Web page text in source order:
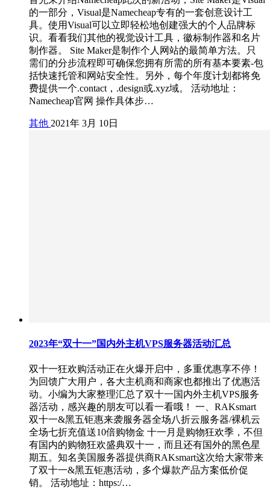
的一部分，Visual是Namecheap专有的一套创意设计工
具。使用Visual可以立即轻松地创建强大的个人品牌标
识。看看我们其他的视觉设计工具，徽标制作器和名片
制作器。 Site Maker是制作个人网站的最简单方法。只
需们的分步流程即可确保您拥有所需的所有基本要素-包
括快速托管和网站安全性。另外，每个年度计划都将免
费提供一个.contact，.design或.xyz域。 活动地址：
Namecheap官网 操作具体步…
其他 2021年 3月 10日
2023年“双十一”国内外主机VPS服务器活动汇总
双十一狂欢购活动正在火爆开启中，多重优惠享不停！
为回馈广大用户，各大主机商和商家也都推出了优惠活
动。小编为大家整理汇总了双十一国内外主机VPS服务
器活动，感兴趣的朋友可以看一看哦！ 一、RAKsmart
双十一&黑五钜惠来袭服务器全场八折云服务器/裸机云
全场七折充值送10倍购物金 十一月是购物狂欢季，不但
有国内的购物狂欢盛典双十一，而且还有国外的黑色星
期五。知名美国服务器提供商RAKsmart这次给大家带来
了双十一&黑五钜惠活动，多个爆款产品方案低价促
销。 活动地址：https:/…